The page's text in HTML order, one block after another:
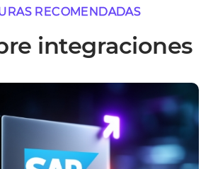
RECOMENDADAS
integraciones